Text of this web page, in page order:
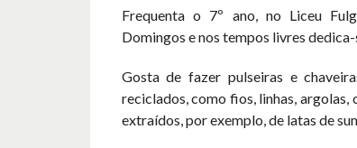
Frequenta o 7º ano, no Liceu
Domingos e nos tempos livres
Gosta de fazer pulseiras e
reciclados, como fios, linhas, argolas,
extraídos, por exemplo, de latas de